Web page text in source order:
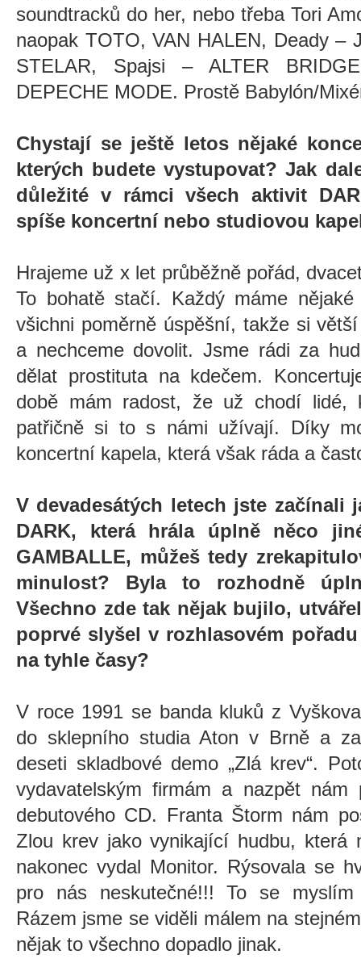
soundtracků do her, nebo třeba Tori
naopak TOTO, VAN HALEN, Deady –
STELAR, Spajsi – ALTER
DEPECHE MODE. Prostě Babylón/
Chystají se ještě letos nějaké
kterých budete vystupovat? Jak
důležité v rámci všech aktivit
spíše koncertní nebo studiovou
Hrajeme už x let průběžně pořád,
To bohatě stačí. Každý máme
všichni poměrně úspěšní, takže si
a nechceme dovolit. Jsme rádi za
dělat prostituta na kdečem.
době mám radost, že už chodí
patřičně si to s námi užívají. Díky
koncertní kapela, která však ráda a
V devadesátých letech jste začínali
DARK, která hrála úplně něco
GAMBALLE, můžeš tedy
minulost? Byla to rozhodně
Všechno zde tak nějak bujilo,
poprvé slyšel v rozhlasovém
na tyhle časy?
V roce 1991 se banda kluků z
do sklepního studia Aton v Brně a
deseti skladbové demo „Zlá krev“.
vydavatelským firmám a nazpět
debutového CD. Franta Štorm nám
Zlou krev jako vynikající hudbu, která
nakonec vydal Monitor. Rýsovala se
pro nás neskutečné!!! To se
Rázem jsme se viděli málem na
nějak to všechno dopadlo jinak.